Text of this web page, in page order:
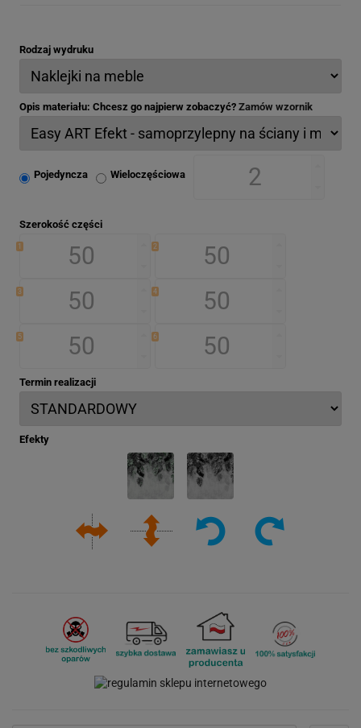
Rodzaj wydruku
Opis materiału: Chcesz go najpierw zobaczyć? Zamów wzornik
Pojedyncza Wieloczęściowa
Szerokość części
1 2
3 4
5 6
Termin realizacji
Efekty